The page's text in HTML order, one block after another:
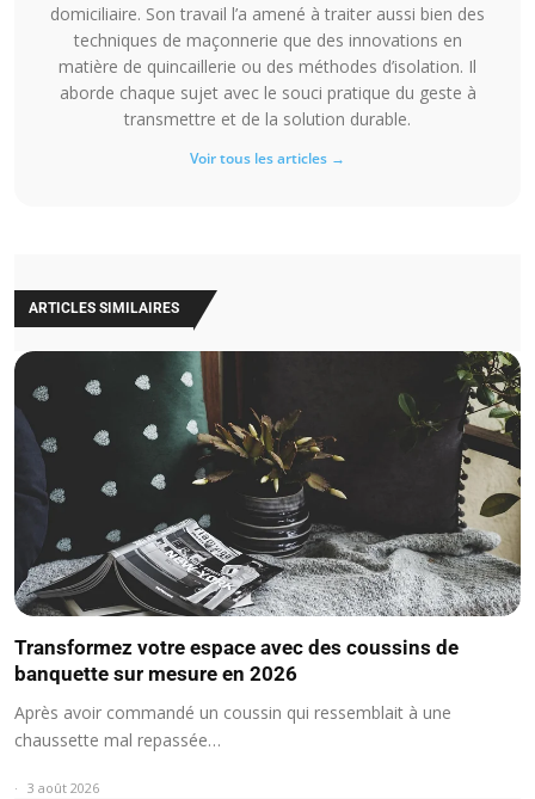
domiciliaire. Son travail l’a amené à traiter aussi bien des
techniques de maçonnerie que des innovations en
matière de quincaillerie ou des méthodes d’isolation. Il
aborde chaque sujet avec le souci pratique du geste à
transmettre et de la solution durable.
Voir tous les articles →
ARTICLES SIMILAIRES
Transformez votre espace avec des coussins de
banquette sur mesure en 2026
Après avoir commandé un coussin qui ressemblait à une
chaussette mal repassée…
3 août 2026